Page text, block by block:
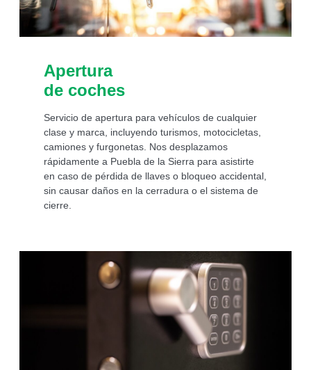
Apertura
de coches
Servicio de apertura para vehículos de cualquier
clase y marca, incluyendo turismos, motocicletas,
camiones y furgonetas. Nos desplazamos
rápidamente a Puebla de la Sierra para asistirte
en caso de pérdida de llaves o bloqueo accidental,
sin causar daños en la cerradura o el sistema de
cierre.